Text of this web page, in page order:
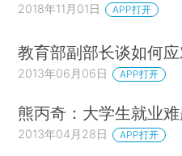
2018年11月01日 APP打开
教育部副部长谈如何
2013年06月06日 APP打开
熊丙奇：大学生就业难
2013年04月28日 APP打开